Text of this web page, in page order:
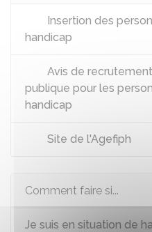
Insertion des
handicap
Avis de
publique pour les
handicap
Site de l'Agefiph
Comment faire si...
Je suis en situation de